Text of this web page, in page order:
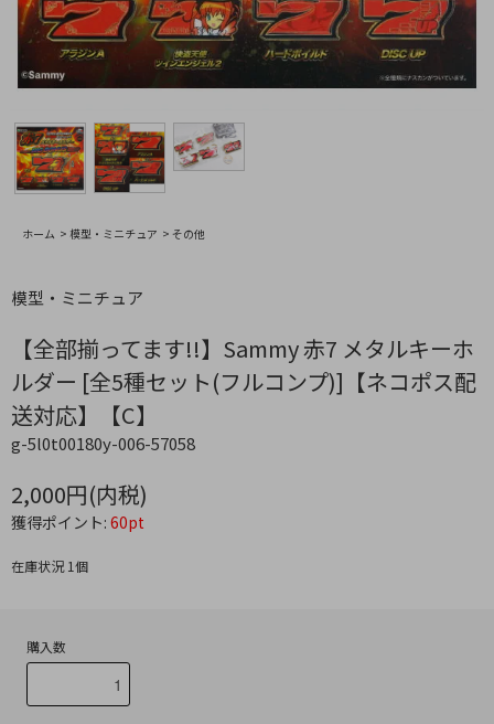
ホーム > 模型・ミニチュア > その他
模型・ミニチュア
【全部揃ってます!!】Sammy 赤7 メタルキーホ
ルダー [全5種セット(フルコンプ)]【ネコポス配
送対応】【C】
g-5l0t00180y-006-57058
2,000円(内税)
獲得ポイント: 60pt
在庫状況 1個
購入数